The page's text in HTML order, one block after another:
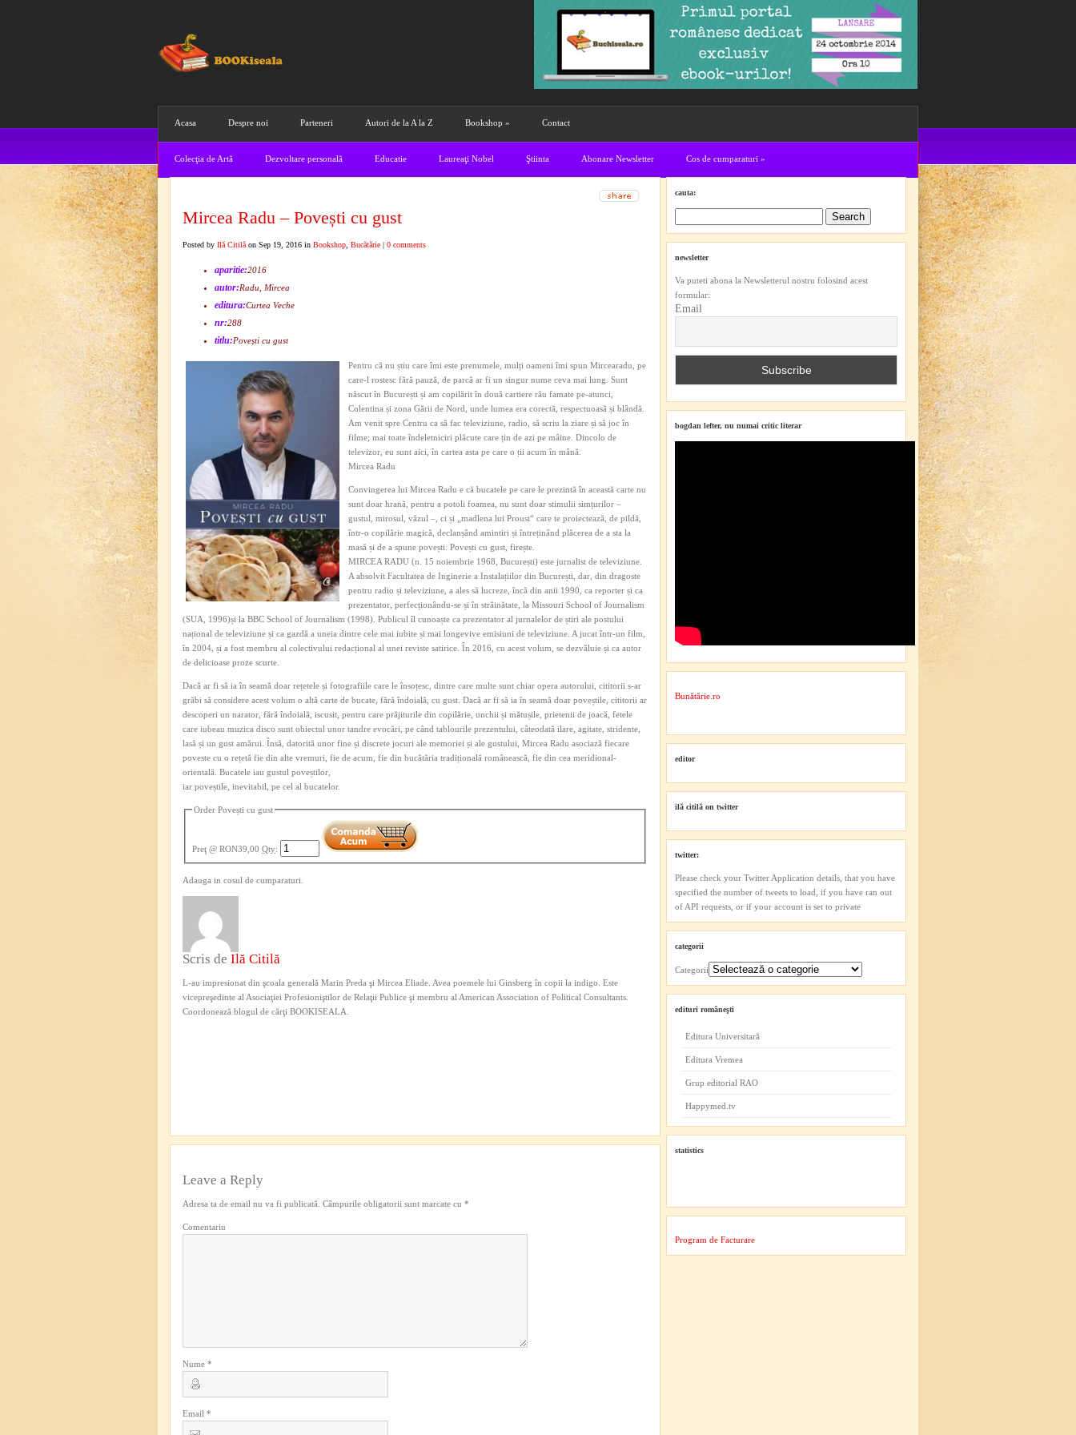
Acasa Despre noi Parteneri Autori de la A la Z Bookshop » Contact
Colecţia de Artă Dezvoltare personală Educatie Laureaţi Nobel Ştiinta Abonare Newsletter Cos de cumparaturi »
Mircea Radu – Povești cu gust
Posted by Ilă Citilă on Sep 19, 2016 in Bookshop Bucătărie | 0 comments
aparitie:2016
autor:Radu, Mircea
editura:Curtea Veche
nr:288
titlu:Povești cu gust
Pentru că nu știu care îmi este prenumele, mulți oameni îmi spun Mircearadu, pe
care-l rostesc fără pauză, de parcă ar fi un singur nume ceva mai lung. Sunt
născut în București și am copilărit în două cartiere rău famate pe-atunci,
Colentina și zona Gării de Nord, unde lumea era corectă, respectuoasă și blândă.
Am venit spre Centru ca să fac televiziune, radio, să scriu la ziare și să joc în
filme; mai toate îndeletniciri plăcute care țin de azi pe mâine. Dincolo de
televizor, eu sunt aici, în cartea asta pe care o ții acum în mână.
Mircea Radu
Convingerea lui Mircea Radu e că bucatele pe care le prezintă în această carte nu
sunt doar hrană, pentru a potoli foamea, nu sunt doar stimulii simțurilor –
gustul, mirosul, văzul –, ci și „madlena lui Proust“ care te proiectează, de pildă,
într-o copilărie magică, declanșând amintiri și întreținând plăcerea de a sta la
masă și de a spune povești. Povești cu gust, firește.
MIRCEA RADU (n. 15 noiembrie 1968, București) este jurnalist de televiziune.
A absolvit Facultatea de Inginerie a Instalațiilor din București, dar, din dragoste
pentru radio și televiziune, a ales să lucreze, încă din anii 1990, ca reporter și ca
prezentator, perfecționându-se și în străinătate, la Missouri School of Journalism
(SUA, 1996)și la BBC School of Journalism (1998). Publicul îl cunoaște ca prezentator al jurnalelor de știri ale postului
național de televiziune și ca gazdă a uneia dintre cele mai iubite și mai longevive emisiuni de televiziune. A jucat într-un film,
în 2004, și a fost membru al colectivului redacțional al unei reviste satirice. În 2016, cu acest volum, se dezvăluie și ca autor
de delicioase proze scurte.
Dacă ar fi să ia în seamă doar rețetele și fotografiile care le însoțesc, dintre care multe sunt chiar opera autorului, cititorii s-ar
grăbi să considere acest volum o altă carte de bucate, fără îndoială, cu gust. Dacă ar fi să ia în seamă doar poveștile, cititorii ar
descoperi un narator, fără îndoială, iscusit, pentru care prăjiturile din copilărie, unchii și mătușile, prietenii de joacă, fetele
care iubeau muzica disco sunt obiectul unor tandre evocări, pe când tablourile prezentului, câteodată ilare, agitate, stridente,
lasă și un gust amărui. Însă, datorită unor fine și discrete jocuri ale memoriei și ale gustului, Mircea Radu asociază fiecare
poveste cu o rețetă fie din alte vremuri, fie de acum, fie din bucătăria tradițională românească, fie din cea meridional-
orientală. Bucatele iau gustul poveștilor,
iar poveștile, inevitabil, pe cel al bucatelor.
Order Povești cu gust
Preţ @ RON39,00 Qty:
Adauga in cosul de cumparaturi.
Scris de Ilă Citilă
L-au impresionat din şcoala generală Marin Preda şi Mircea Eliade. Avea poemele lui Ginsberg în copii la indigo. Este
vicepreşedinte al Asociaţiei Profesioniştilor de Relaţii Publice şi membru al American Association of Political Consultants.
Coordonează blogul de cărţi BOOKISEALA.
Leave a Reply
Adresa ta de email nu va fi publicată. Câmpurile obligatorii sunt marcate cu *
Comentariu
Nume *
Email *
cauta:
newsletter
Va puteti abona la Newsletterul nostru folosind acest
formular:
Email
bogdan lefter, nu numai critic literar
Bunătărie.ro
editor
ilă citilă on twitter
twitter:
Please check your Twitter Application details, that you have
specified the number of tweets to load, if you have ran out
of API requests, or if your account is set to private
categorii
Categorii
edituri româneşti
Editura Universitară
Editura Vremea
Grup editorial RAO
Happymed.tv
statistics
Program de Facturare